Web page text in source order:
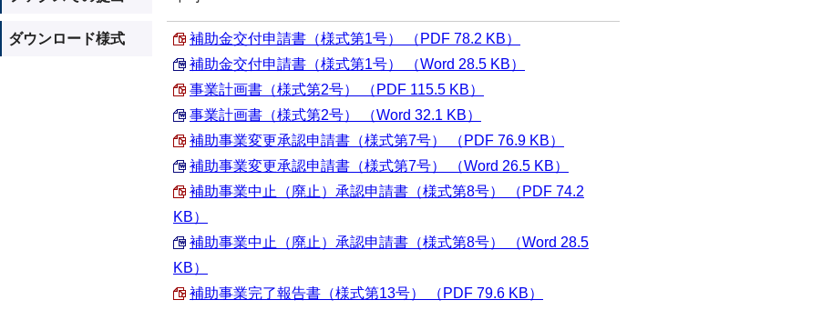
ダウンロード様式
補助金交付申請書（様式第1号） （PDF 78.2 KB）
補助金交付申請書（様式第1号） （Word 28.5 KB）
事業計画書（様式第2号） （PDF 115.5 KB）
事業計画書（様式第2号） （Word 32.1 KB）
補助事業変更承認申請書（様式第7号） （PDF 76.9 KB）
補助事業変更承認申請書（様式第7号） （Word 26.5 KB）
補助事業中止（廃止）承認申請書（様式第8号） （PDF 74.2
KB）
補助事業中止（廃止）承認申請書（様式第8号） （Word 28.5
KB）
補助事業完了報告書（様式第13号） （PDF 79.6 KB）